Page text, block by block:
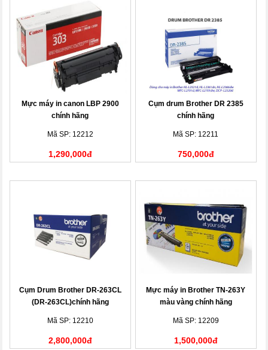
Mực máy in canon LBP 2900
chính hãng
Mã SP: 12212
1,290,000đ
Cụm drum Brother DR 2385
chính hãng
Mã SP: 12211
750,000đ
Cụm Drum Brother DR-263CL
(DR-263CL)chính hãng
Mã SP: 12210
2,800,000đ
Mực máy in Brother TN-263Y
màu vàng chính hãng
Mã SP: 12209
1,500,000đ